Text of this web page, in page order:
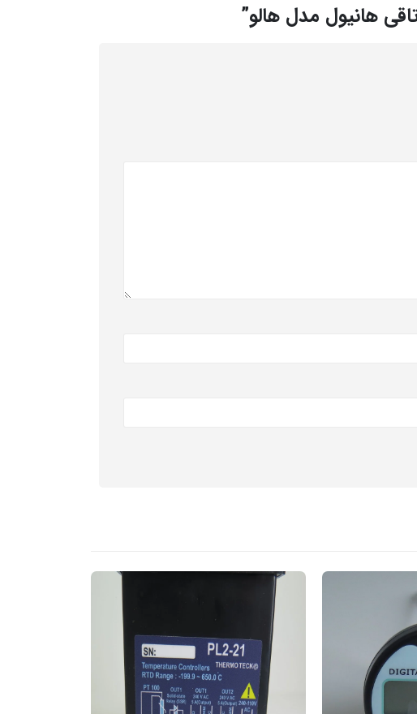
هانیول مدل هالو”